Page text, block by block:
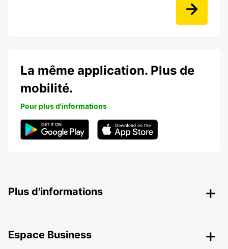
La même application. Plus de
mobilité.
Pour plus d'informations
Plus d'informations
Espace Business